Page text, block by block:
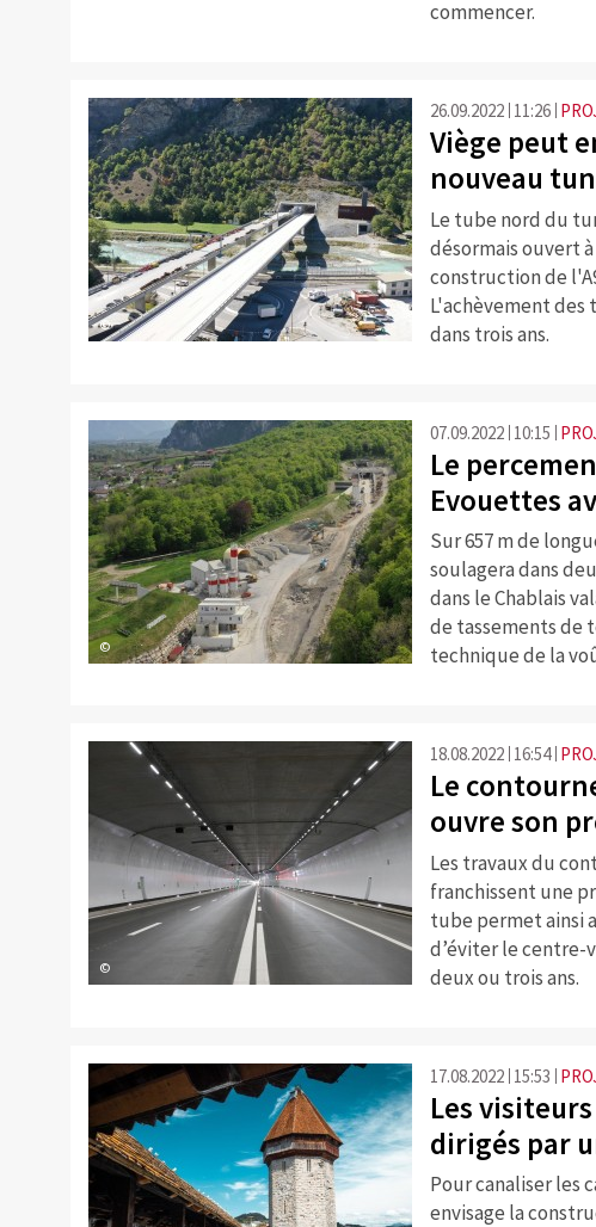
commencer.
©
26.09.2022 11:26
Viège peut
nouveau
Le tube nord du
désormais ouvert
construction de
L'achèvement des
dans trois ans.
©
07.09.2022 10:15
Le
Evouettes
Sur 657 m de
soulagera dans
dans le Chablais
de tassements de
technique de la
©
18.08.2022 16:54
Le
ouvre son
Les travaux du
franchissent une
tube permet ainsi
d’éviter le centre-
deux ou trois ans.
17.08.2022 15:53
Les
dirigés par
Pour canaliser les
envisage la